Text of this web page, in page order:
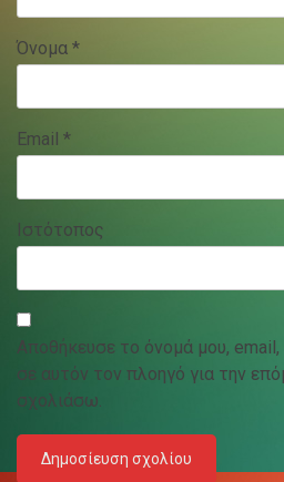
Όνομα *
Email *
Ιστότοπος
Αποθήκευσε το όνομά μου,
σε αυτόν τον πλοηγό για την
σχολιάσω.